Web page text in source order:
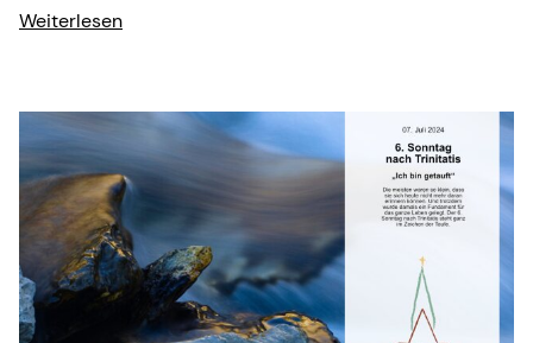
Weiterlesen